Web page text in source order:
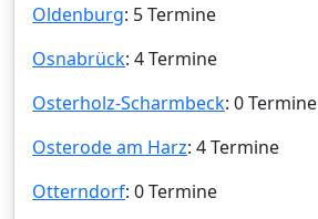
Oldenburg: 5 Termine
Osnabrück: 4 Termine
Osterholz-Scharmbeck: 0 Termine
Osterode am Harz: 4 Termine
Otterndorf: 0 Termine